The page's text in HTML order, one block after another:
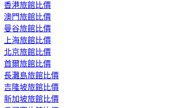
香港旅館比價
澳門旅館比價
曼谷旅館比價
上海旅館比價
北京旅館比價
首爾旅館比價
長灘島旅館比價
吉隆坡旅館比價
新加坡旅館比價